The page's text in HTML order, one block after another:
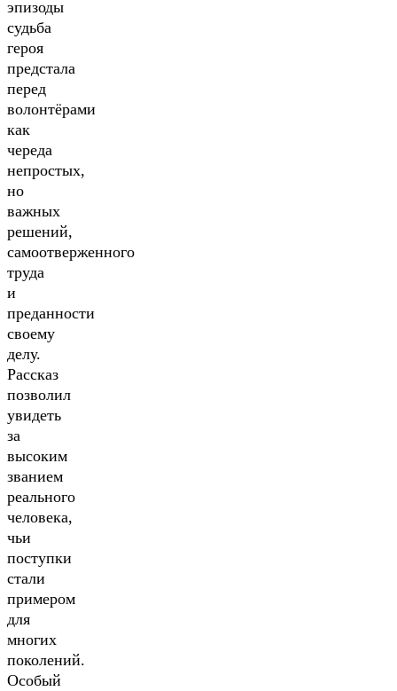
эпизоды
судьба
героя
предстала
перед
волонтёрами
как
череда
непростых,
но
важных
решений,
самоотверженного
труда
и
преданности
своему
делу.
Рассказ
позволил
увидеть
за
высоким
званием
реального
человека,
чьи
поступки
стали
примером
для
многих
поколений.
Особый